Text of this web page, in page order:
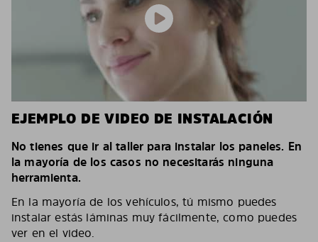
EJEMPLO DE VIDEO DE INSTALACIÓN
No tienes que ir al taller para instalar los paneles. En
la mayoría de los casos no necesitarás ninguna
herramienta.
En la mayoría de los vehículos, tú mismo puedes
instalar estás láminas muy fácilmente, como puedes
ver en el video.